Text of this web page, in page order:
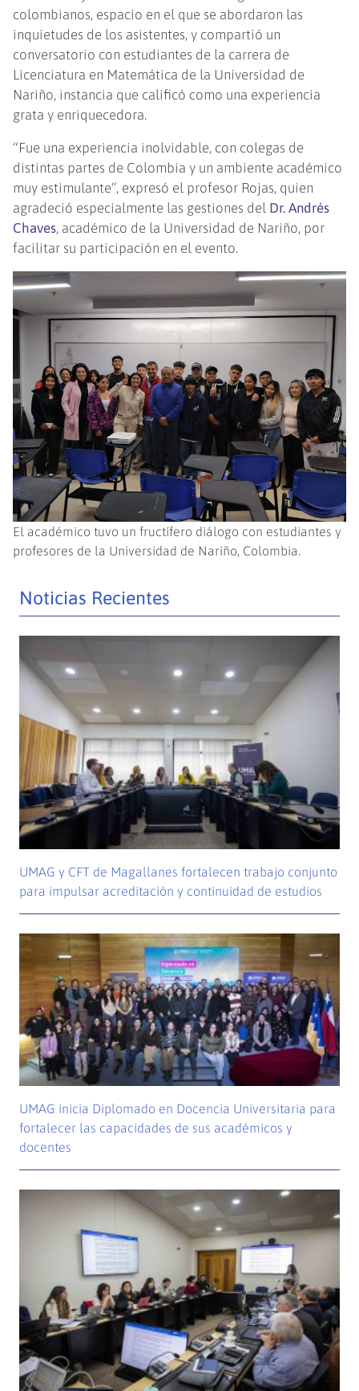
colombianos, espacio en el que se abordaron las
inquietudes de los asistentes, y compartió un
conversatorio con estudiantes de la carrera de
Licenciatura en Matemática de la Universidad de
Nariño, instancia que calificó como una experiencia
grata y enriquecedora.
“Fue una experiencia inolvidable, con colegas de
distintas partes de Colombia y un ambiente académico
muy estimulante”, expresó el profesor Rojas, quien
agradeció especialmente las gestiones del Dr. Andrés
Chaves, académico de la Universidad de Nariño, por
facilitar su participación en el evento.
El académico tuvo un fructífero diálogo con estudiantes y
profesores de la Universidad de Nariño, Colombia.
Noticias Recientes
UMAG y CFT de Magallanes fortalecen trabajo conjunto
para impulsar acreditación y continuidad de estudios
UMAG inicia Diplomado en Docencia Universitaria para
fortalecer las capacidades de sus académicos y
docentes